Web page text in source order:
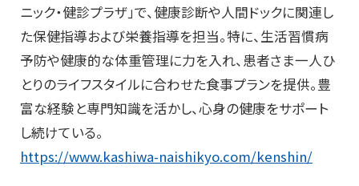
ニック・健診プラザ」で、健康診断や人間ドックに関連し
た保健指導および栄養指導を担当。特に、生活習慣病
予防や健康的な体重管理に力を入れ、患者さま一人ひ
とりのライフスタイルに合わせた食事プランを提供。豊
富な経験と専門知識を活かし、心身の健康をサポート
し続けている。
https://www.kashiwa-naishikyo.com/kenshin/